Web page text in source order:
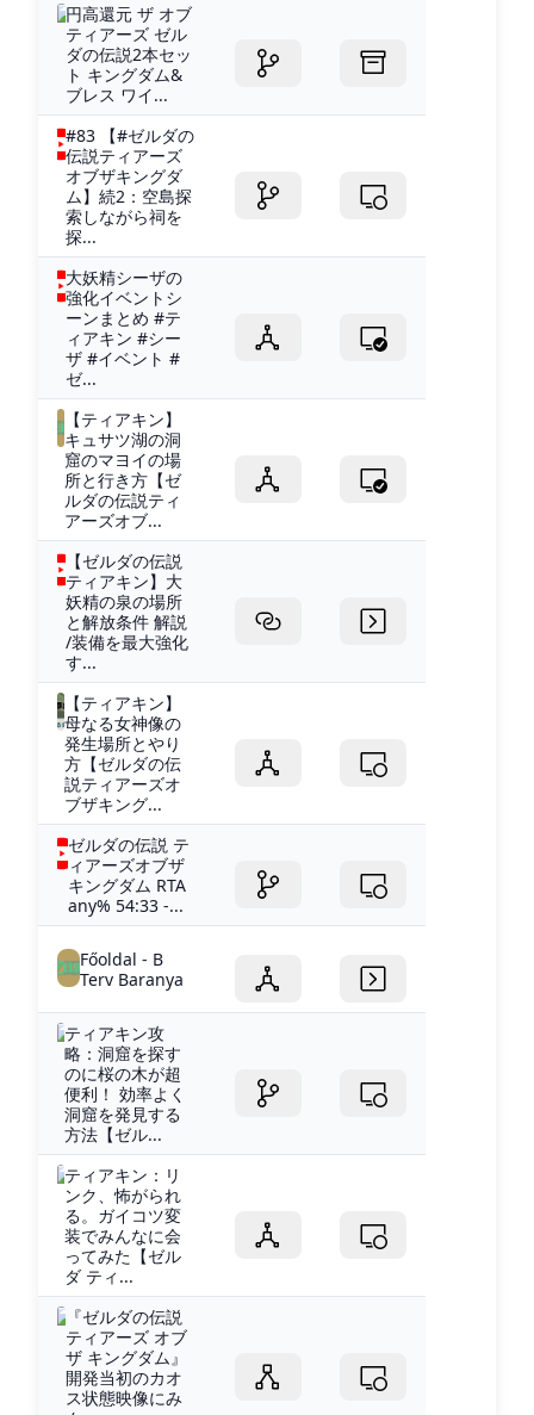
円高還元 ザ オブ
ティアーズ ゼル
ダの伝説2本セッ
ト キングダム&
ブレス ワイ...
#83 【#ゼルダの
伝説ティアーズ
オブザキングダ
ム】続2：空島探
索しながら祠を
探...
大妖精シーザの
強化イベントシ
ーンまとめ #テ
ィアキン #シー
ザ #イベント #
ゼ...
【ティアキン】
キュサツ湖の洞
窟のマヨイの場
所と行き方【ゼ
ルダの伝説ティ
アーズオブ...
【ゼルダの伝説
ティアキン】大
妖精の泉の場所
と解放条件 解説
/装備を最大強化
す...
【ティアキン】
母なる女神像の
発生場所とやり
方【ゼルダの伝
説ティアーズオ
ブザキング...
ゼルダの伝説 テ
ィアーズオブザ
キングダム RTA
any% 54:33 -...
Főoldal - B
Terv Baranya
ティアキン攻
略：洞窟を探す
のに桜の木が超
便利！ 効率よく
洞窟を発見する
方法【ゼル...
ティアキン：リ
ンク、怖がられ
る。ガイコツ変
装でみんなに会
ってみた【ゼル
ダ ティ...
『ゼルダの伝説
ティアーズ オブ
ザ キングダム』
開発当初のカオ
ス状態映像にみ